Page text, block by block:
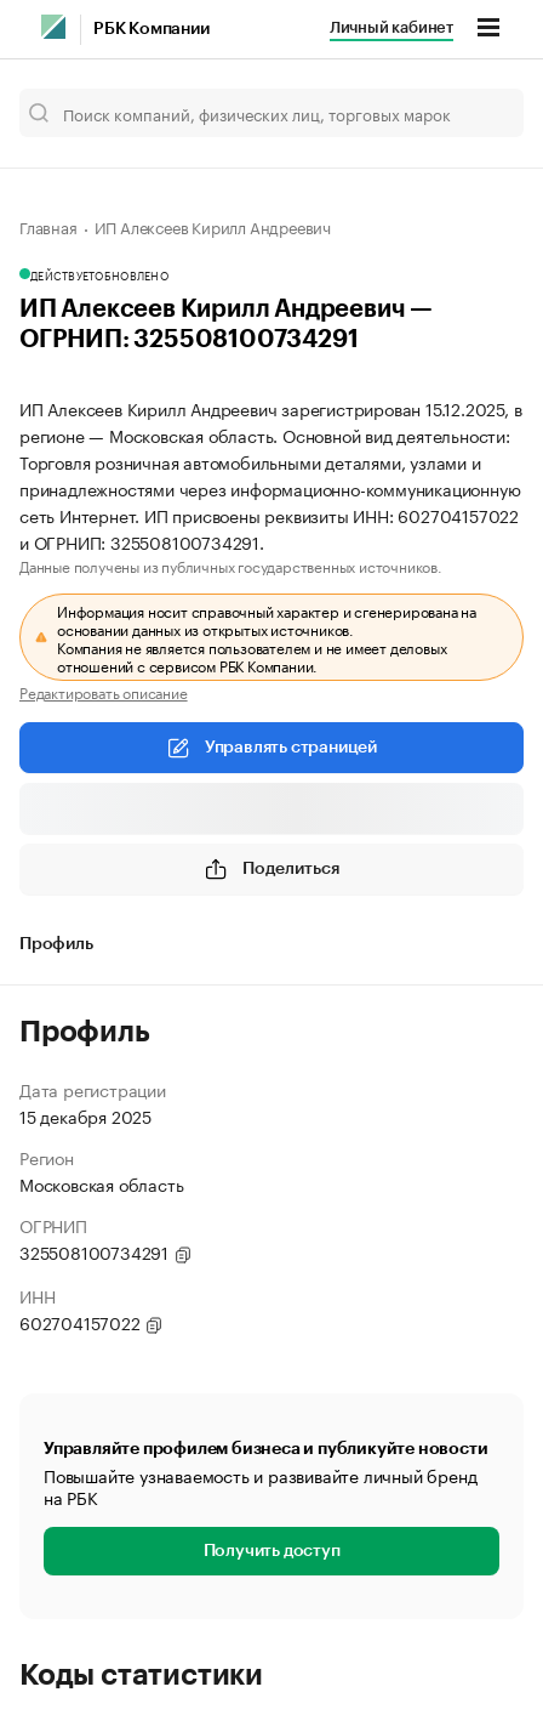
РБК Компании Личный кабинет
Главная ИП Алексеев Кирилл Андреевич
ДЕЙСТВУЕТОБНОВЛЕНО
ИП Алексеев Кирилл Андреевич —
ОГРНИП: 325508100734291
ИП Алексеев Кирилл Андреевич зарегистрирован 15.12.2025, в
регионе — Московская область. Основной вид деятельности:
Торговля розничная автомобильными деталями, узлами и
принадлежностями через информационно-коммуникационную
сеть Интернет. ИП присвоены реквизиты ИНН: 602704157022
и ОГРНИП: 325508100734291.
Данные получены из публичных государственных источников.
Информация носит справочный характер и сгенерирована на
основании данных из открытых источников.
Компания не является пользователем и не имеет деловых
отношений с сервисом РБК Компании.
Редактировать описание
Управлять страницей
Поделиться
Профиль
Профиль
Дата регистрации
15 декабря 2025
Регион
Московская область
ОГРНИП
325508100734291
ИНН
602704157022
Управляйте профилем бизнеса и публикуйте новости
Повышайте узнаваемость и развивайте личный бренд
на РБК
Получить доступ
Коды статистики